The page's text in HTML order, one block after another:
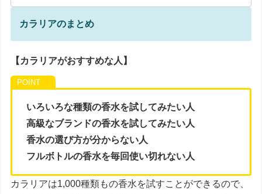
カラリアのまとめ
【カラリアがおすすめな人】
いろいろな種類の香水を試してみたい人
高級なブランドの香水を試してみたい人
香水の選び方が分からない人
フルボトルの香水を毎回使い切れない人
カラリアは1,000種類もの香水を試すことができるので、